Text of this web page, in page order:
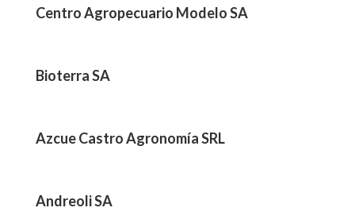
Centro Agropecuario Modelo SA
Bioterra SA
Azcue Castro Agronomía SRL
Andreoli SA